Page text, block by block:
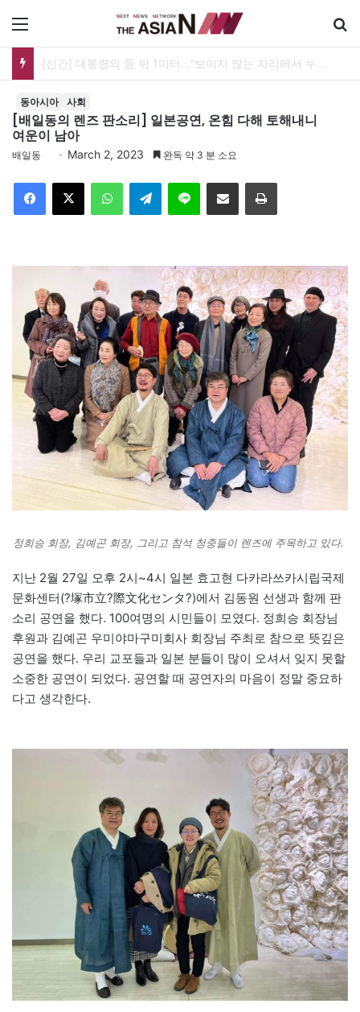
[신간] 대통령의 등 뒤 1미터…“보이지 않는 자리에서 누구를 지킨다는 것”
동아시아 사회
[배일동의 렌즈 판소리] 일본공연, 온힘 다해 토해내니
여운이 남아
배일동 March 2, 2023 완독 약 3 분 소요
Telegram 이메일
정희승 회장, 김예곤 회장, 그리고 참석 청중들이 렌즈에 주목하고 있다.
지난 2월 27일 오후 2시~4시 일본 효고현 다카라쓰카시립국제
문화센터(?塚市立?際文化センタ?)에서 김동원 선생과 함께 판
소리 공연을 했다. 100여명의 시민들이 모였다. 정희승 회장님
후원과 김예곤 우미야마구미회사 회장님 주최로 참으로 뜻깊은
공연을 했다. 우리 교포들과 일본 분들이 많이 오셔서 잊지 못할
소중한 공연이 되었다. 공연할 때 공연자의 마음이 정말 중요하
다고 생각한다.